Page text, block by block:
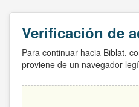
Verificación de
Para continuar hacia Biblat,
proviene de un navegador